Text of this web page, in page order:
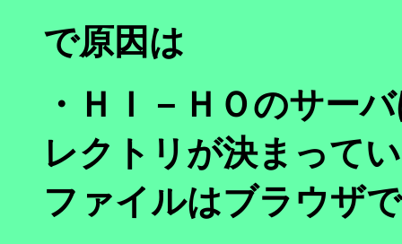
で原因は
・ＨＩ－ＨＯのサー
レクトリが決まって
ファイルはブラウザ